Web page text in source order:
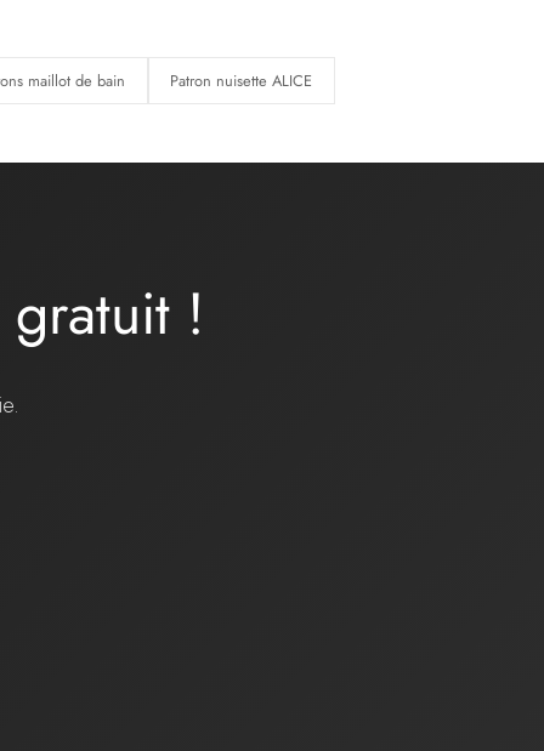
maillot de bain Patron nuisette ALICE
gratuit !